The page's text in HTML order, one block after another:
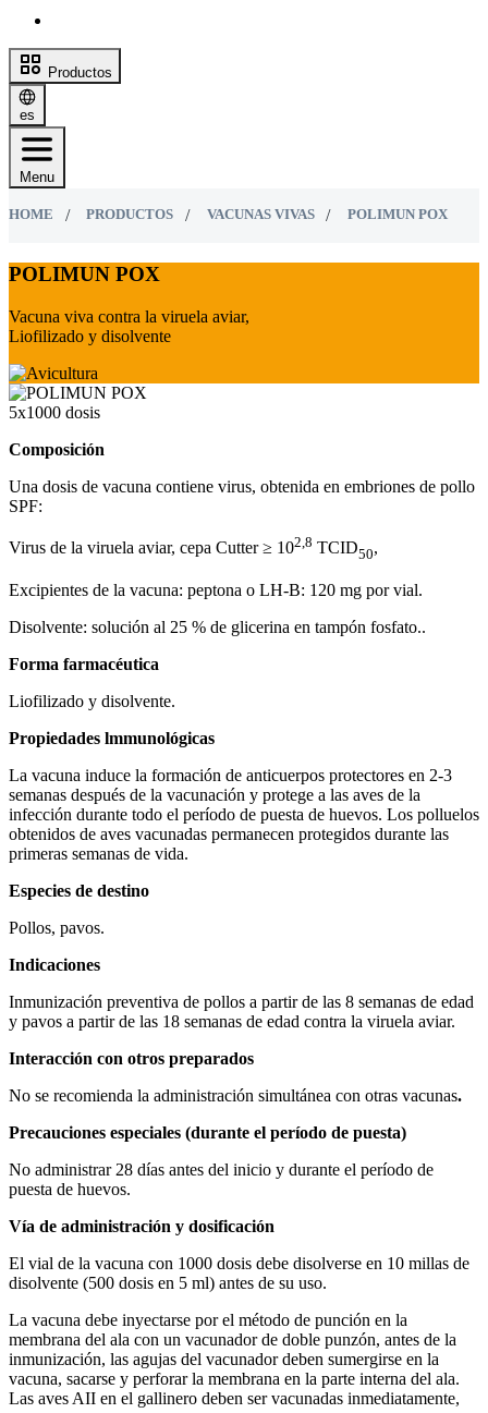
Productos
es
Menu
HOME PRODUCTOS VACUNAS VIVAS POLIMUN POX
POLIMUN POX
Vacuna viva contra la viruela aviar,
Liofilizado y disolvente
5x1000 dosis
Composición
Una dosis de vacuna contiene virus, obtenida en embriones de pollo
SPF:
Virus de la viruela aviar, cepa Cutter ≥ 102,8 TCID50,
Excipientes de la vacuna: peptona o LH-B: 120 mg por vial.
Disolvente: solución al 25 % de glicerina en tampón fosfato..
Forma farmacéutica
Liofilizado y disolvente.
Propiedades lmmunológicas
La vacuna induce la formación de anticuerpos protectores en 2-3
semanas después de la vacunación y protege a las aves de la
infección durante todo el período de puesta de huevos. Los polluelos
obtenidos de aves vacunadas permanecen protegidos durante las
primeras semanas de vida.
Especies de destino
Pollos, pavos.
Indicaciones
Inmunización preventiva de pollos a partir de las 8 semanas de edad
y pavos a partir de las 18 semanas de edad contra la viruela aviar.
Interacción con otros preparados
No se recomienda la administración simultánea con otras vacunas.
Precauciones especiales (durante el período de puesta)
No administrar 28 días antes del inicio y durante el período de
puesta de huevos.
Vía de administración y dosificación
El vial de la vacuna con 1000 dosis debe disolverse en 10 millas de
disolvente (500 dosis en 5 ml) antes de su uso.
La vacuna debe inyectarse por el método de punción en la
membrana del ala con un vacunador de doble punzón, antes de la
inmunización, las agujas del vacunador deben sumergirse en la
vacuna, sacarse y perforar la membrana en la parte interna del ala.
Las aves AII en el gallinero deben ser vacunadas inmediatamente,